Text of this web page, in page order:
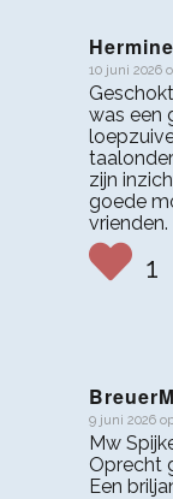
Hermine
zegt:
10 juni 2026
was een
zijn
goede
vrienden.
1
zegt:
9 juni 2026
Mw
Oprecht
Een